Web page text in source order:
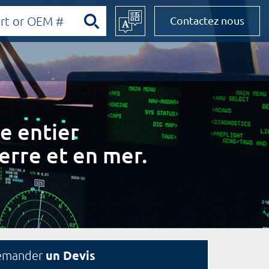
Contactez nous
entier
et en mer.
un Devis